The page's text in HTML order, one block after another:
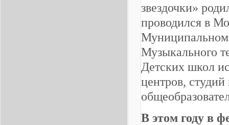
звездочки»
проводился в
Муниципальном
Музыкального
Детских школ
центров,
В этом году в